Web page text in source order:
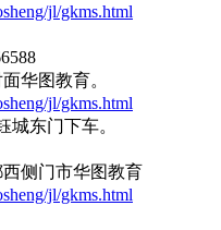
jl/gkms.html
华图教育。
jl/gkms.html
城东门下车。
侧门市华图教育
jl/gkms.html